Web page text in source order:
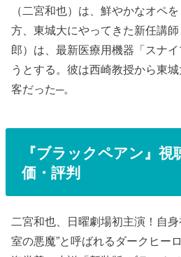
（二宮和也）は、鮮やかなオペ
方、東城大にやってきた新任講
郎）は、最新医療用機器「スナ
うとする。彼は西崎教授から東
客だった─。
『ブラックペアン』視
価・評判
二宮和也、日曜劇場初主演！自
室の悪魔”と呼ばれるダークヒー